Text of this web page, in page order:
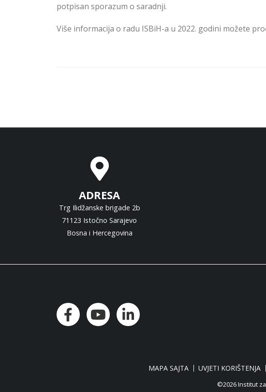
potpisan sporazum o saradnji.
Više informacija o radu ISBiH-a u 2022. godini možete
ADRESA
Trg Ilidžanske brigade 2b
71123 Istočno Sarajevo
Bosna i Hercegovina
MAPA SAJTA UVJETI KORIŠTENJA
©2026 Institut